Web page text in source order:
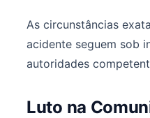
As circunstâncias
acidente seguem sob
autoridades
Luto na